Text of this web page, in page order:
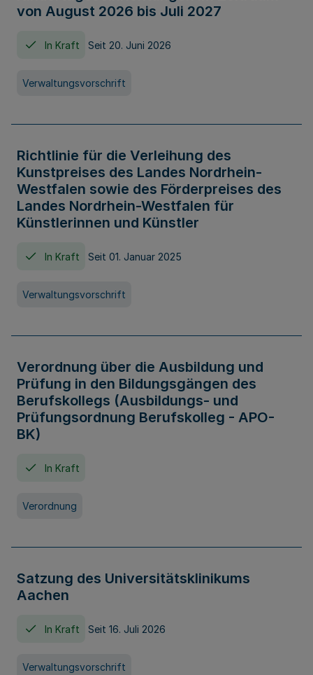
von August 2026 bis Juli 2027
In Kraft Seit 20. Juni 2026
Verwaltungsvorschrift
Richtlinie für die Verleihung des
Kunstpreises des Landes Nordrhein-
Westfalen sowie des Förderpreises des
Landes Nordrhein-Westfalen für
Künstlerinnen und Künstler
In Kraft Seit 01. Januar 2025
Verwaltungsvorschrift
Verordnung über die Ausbildung und
Prüfung in den Bildungsgängen des
Berufskollegs (Ausbildungs- und
Prüfungsordnung Berufskolleg - APO-
BK)
In Kraft
Verordnung
Satzung des Universitätsklinikums
Aachen
In Kraft Seit 16. Juli 2026
Verwaltungsvorschrift